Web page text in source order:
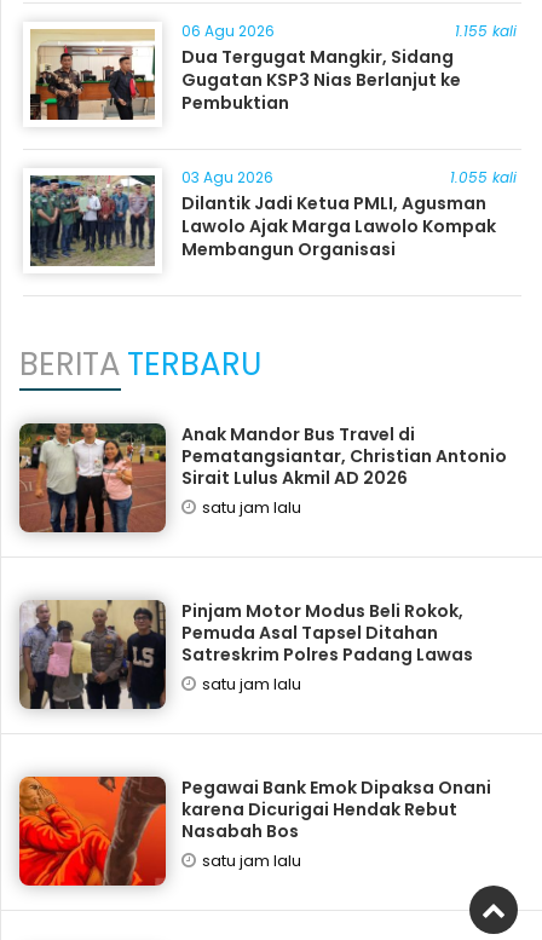
06 Agu 2026 1.155 kali
Dua Tergugat Mangkir, Sidang
Gugatan KSP3 Nias Berlanjut ke
Pembuktian
03 Agu 2026 1.055 kali
Dilantik Jadi Ketua PMLI, Agusman
Lawolo Ajak Marga Lawolo Kompak
Membangun Organisasi
BERITATERBARU
Anak Mandor Bus Travel di
Pematangsiantar, Christian Antonio
Sirait Lulus Akmil AD 2026
satu jam lalu
Pinjam Motor Modus Beli Rokok,
Pemuda Asal Tapsel Ditahan
Satreskrim Polres Padang Lawas
satu jam lalu
Pegawai Bank Emok Dipaksa Onani
karena Dicurigai Hendak Rebut
Nasabah Bos
satu jam lalu